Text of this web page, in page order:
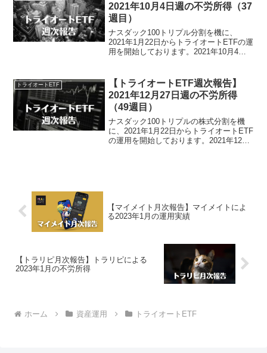
2021年10月4日週の不労所得（37
週目）
ナスダック100トリプル分割を機に、
2021年1月22日からトライオートETFの運
用を開始しております。2021年10月4日
ETF運用実績（37週目累計）・実現損
益...
トライオートETF
【トライオートETF週次報告】
2021年12月27日週の不労所得
（49週目）
ナスダック100トリプルの株式分割を機
に、2021年1月22日からトライオートETF
の運用を開始しております。2021年12月
【マイメイト月次報告】マイメイトによ
る2023年1月の運用実績
【トラリピ月次報告】トラリピによる
2023年1月の不労所得
ホーム 資産運用 トライオートETF